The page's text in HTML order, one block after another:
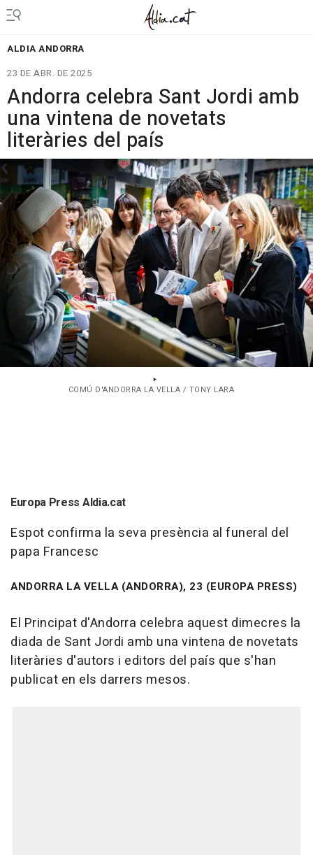
ALDIA ANDORRA
23 DE ABR. DE 2025
Andorra celebra Sant Jordi amb
una vintena de novetats
literàries del país
COMÚ D'ANDORRA LA VELLA / TONY LARA
Europa Press Aldia.cat
Espot confirma la seva presència al funeral del
papa Francesc
ANDORRA LA VELLA (ANDORRA), 23 (EUROPA PRESS)
El Principat d'Andorra celebra aquest dimecres la
diada de Sant Jordi amb una vintena de novetats
literàries d'autors i editors del país que s'han
publicat en els darrers mesos.